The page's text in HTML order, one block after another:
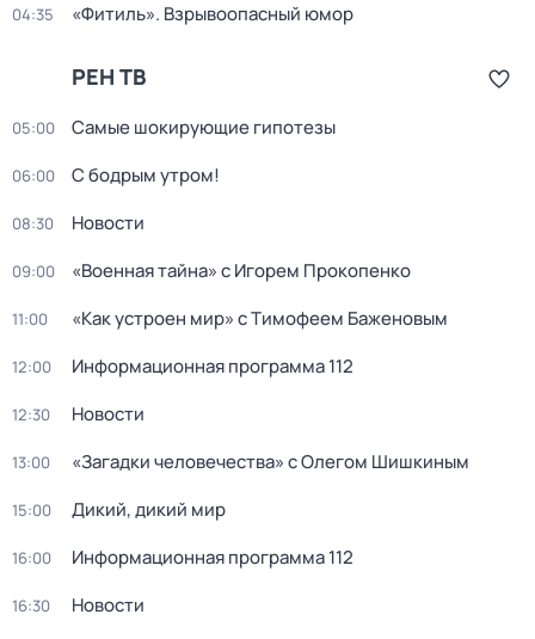
04:35 «Фитиль». Взрывоопасный юмор
РЕН ТВ
05:00 Самые шoкиpующие гипотезы
06:00 С бодрым утром!
08:30 Новости
09:00 «Военная тайна» с Игорем Прокопенко
11:00 «Как устроен мир» с Тимофеем Баженовым
12:00 Информационная программа 112
12:30 Новости
13:00 «Загадки человечества» с Олегом Шишкиным
15:00 Дикий, дикий мир
16:00 Информационная программа 112
16:30 Новости